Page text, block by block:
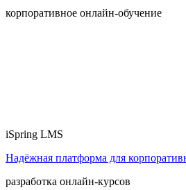
корпоративное онлайн-обучение
iSpring LMS
Надёжная платформа для
разработка онлайн-курсов